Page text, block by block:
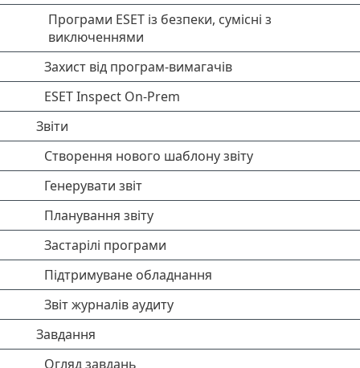
Програми ESET із безпеки, сумісні з
виключеннями
Захист від програм-вимагачів
ESET Inspect On-Prem
Звіти
Створення нового шаблону звіту
Генерувати звіт
Планування звіту
Застарілі програми
Підтримуване обладнання
Звіт журналів аудиту
Завдання
Огляд завдань